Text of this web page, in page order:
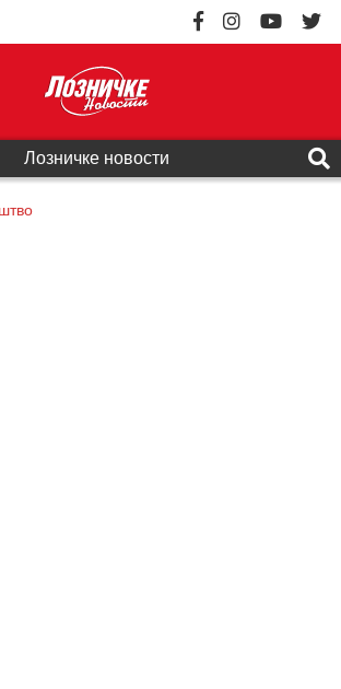
Лозничке новости